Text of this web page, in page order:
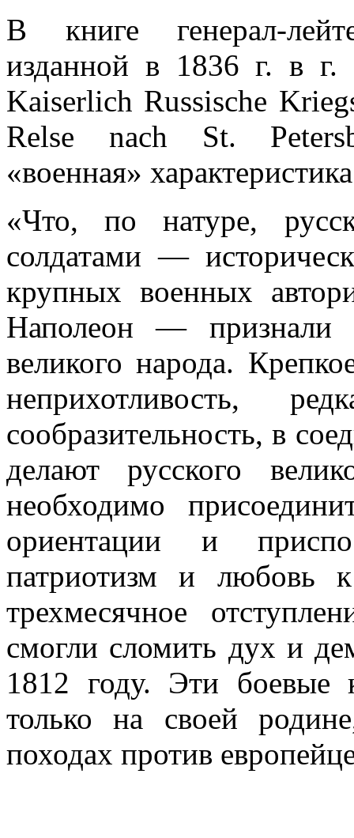
В книге генерал-
изданной в 1836 г. в г.
Kaiserlich Russische
Relse nach St.
«военная»
«Что, по натуре,
солдатами —
крупных военных
Наполеон — признали
великого народа.
неприхотливость,
сообразительность, в
делают русского
необходимо
ориентации и
патриотизм и лю­бовь
трехмесяч­ное
смог­ли сломить дух и
1812 году. Эти боевые
только на своей
походах против